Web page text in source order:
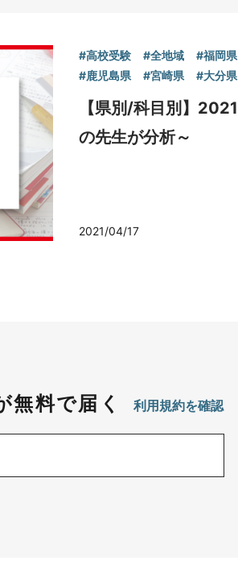
#高校受験 #全地域 #福岡県
#鹿児島県
#宮崎県 #大分県
【県別/科目別】
の先生が分析～
2021/04/17
無料で届く 利用規約を確認